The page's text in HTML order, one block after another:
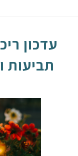
עדכון
תביעות